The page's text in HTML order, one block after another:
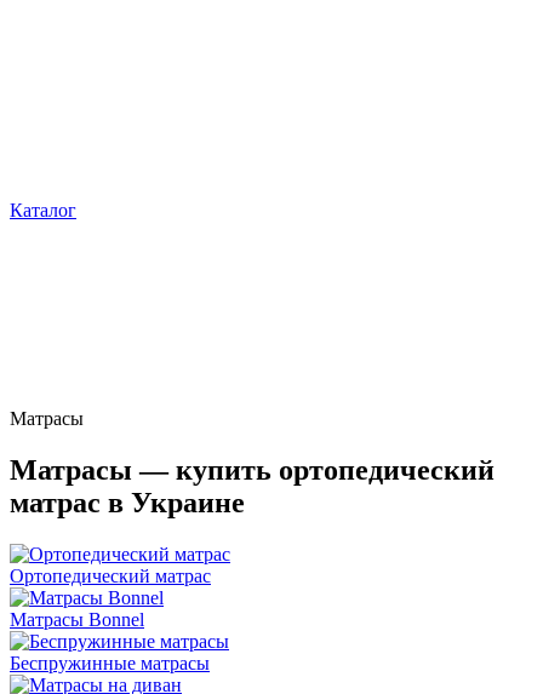
Каталог
Матрасы
Матрасы — купить ортопедический
матрас в Украине
Ортопедический матрас
Матрасы Bonnel
Беспружинные матрасы